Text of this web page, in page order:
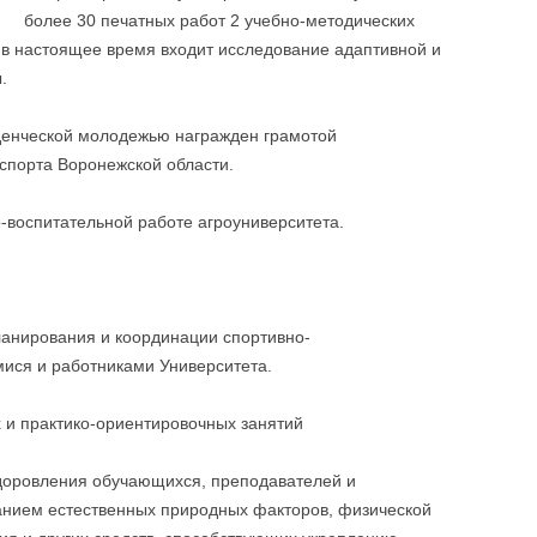
более 30 печатных работ 2 учебно-методических
время входит исследование адаптивной и
молодежью награжден грамотой
Воронежской области.
работе агроуниверситета.
и координации спортивно-
и работниками Университета.
практико-ориентировочных занятий
обучающихся, преподавателей и
естественных природных факторов, физической